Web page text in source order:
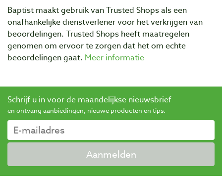
Baptist maakt gebruik van Trusted Shops als een
onafhankelijke dienstverlener voor het verkrijgen van
beoordelingen. Trusted Shops heeft maatregelen
genomen om ervoor te zorgen dat het om echte
beoordelingen gaat. Meer informatie
Schrijf u in voor de maandelijkse nieuwsbrief
en ontvang aanbiedingen, nieuwe producten en tips.
Aanmelden